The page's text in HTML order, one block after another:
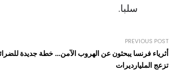
سلبا.
PREVIOUS POST
أثرياء فرنسا يبحثون عن الهروب الآمن… خطة جديدة
تزعج المليارديرات